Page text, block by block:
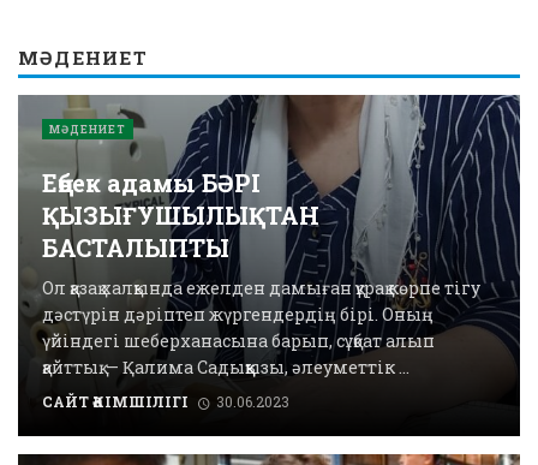
МӘДЕНИЕТ
Еңбек адамы БӘРІ
ҚЫЗЫҒУШЫЛЫҚТАН
БАСТАЛЫПТЫ
Ол қазақ халқында ежел­ден дамыған құрақ көрпе тігу
дәстүрін дәріптеп жүрген­дер­дің бірі. Оның
үйіндегі шебер­ханасына барып, сұқбат алып
қайттық. — Қалима Садыққызы, әлеу­меттік ...
САЙТ ӘКІМШІЛІГІ 30.06.2023
МӘДЕНИЕТ